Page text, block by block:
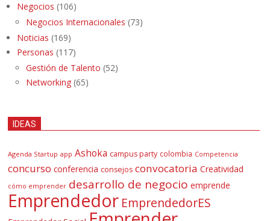
Negocios (106)
Negocios Internacionales (73)
Noticias (169)
Personas (117)
Gestión de Talento (52)
Networking (65)
IDEAS
Agenda Startup app Ashoka campus party colombia Competencia
concurso conferencia consejos convocatoria Creatividad
cómo emprender desarrollo de negocio emprende
Emprendedor EmprendedorES